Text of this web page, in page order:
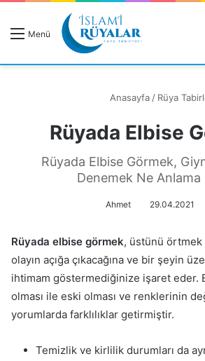
Menü
Anasayfa / Rüya
Rüyada Elbise
Rüyada Elbise Görmek,
Denemek Ne Anlama
Ahmet 29.04.2021
Rüyada elbise görmek, üstünü
olayın açığa çıkacağına ve bir şeyin
ihtimam göstermediğinize işaret eder.
olması ile eski olması ve renklerinin
yorumlarda farklılıklar getirmiştir.
Temizlik ve kirlilik durumları da
Rüyanızı Arayın